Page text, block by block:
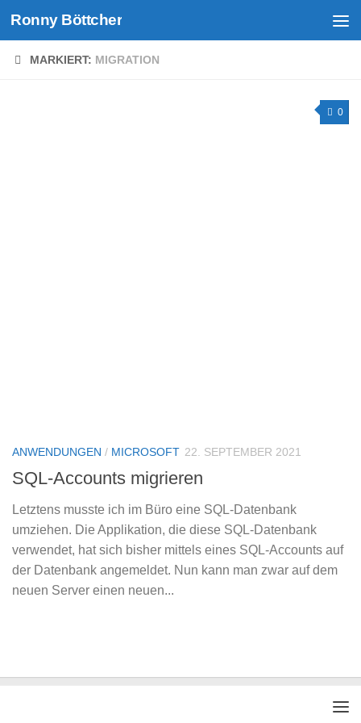
Unter dem Inhalt
Ronny Böttcher
MARKIERT: MIGRATION
0
ANWENDUNGEN / MICROSOFT 22. SEPTEMBER 2021
SQL-Accounts migrieren
Letztens musste ich im Büro eine SQL-Datenbank
umziehen. Die Applikation, die diese SQL-Datenbank
verwendet, hat sich bisher mittels eines SQL-Accounts auf
der Datenbank angemeldet. Nun kann man zwar auf dem
neuen Server einen neuen...